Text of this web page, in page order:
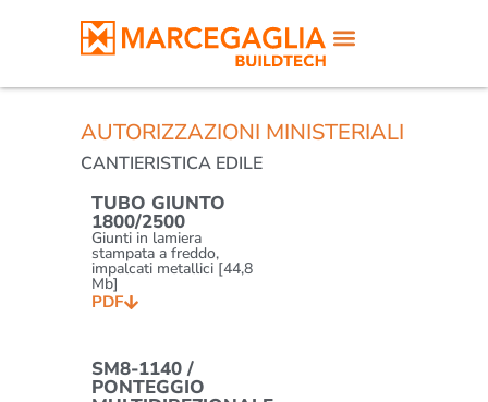
AUTORIZZAZIONI MINISTERIALI
CANTIERISTICA EDILE
TUBO GIUNTO
1800/2500
Giunti in lamiera
stampata a freddo,
impalcati metallici [44,8
Mb]
PDF
SM8-1140 /
PONTEGGIO